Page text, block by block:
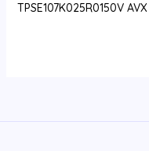
TPSE107K025R0150V AVX